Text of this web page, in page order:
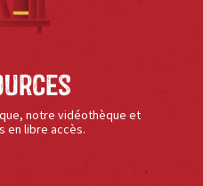
notre vidéothèque et
en libre accès.